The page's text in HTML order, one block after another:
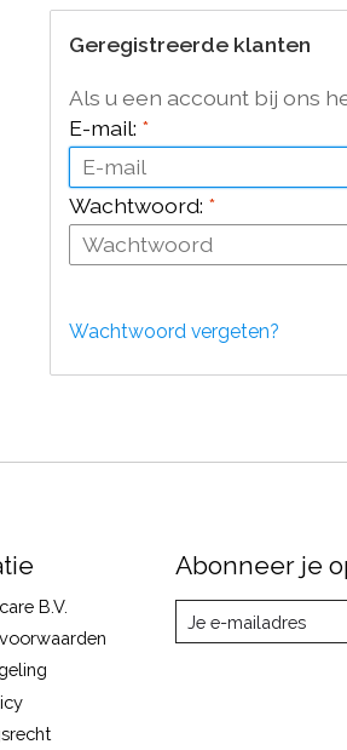
Geregistreerde klanten
Als u een account bij ons
E-mail: *
Wachtwoord: *
Wachtwoord vergeten?
B.V.
Abonneer je